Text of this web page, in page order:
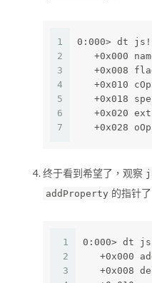
1
2
3
4
5
6
7
0:000> dt
+0x000
+0x008
+0x010
+0x018
+0x020
+0x028
终于看到希望了，观察
addProperty 的指针了
1
2
3
0:000> dt
+0x000
+0x008